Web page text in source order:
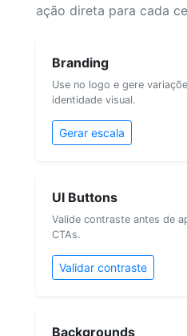
ação direta para cada
Branding
Use no logo e gere
identidade visual.
Gerar escala
UI Buttons
Valide contraste antes de
CTAs.
Validar contraste
Backgrounds